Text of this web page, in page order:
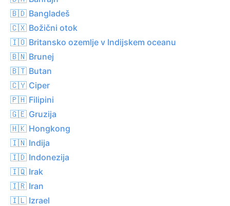
🇧🇩 Bangladeš
🇨🇽 Božični otok
🇮🇴 Britansko ozemlje v Indijskem oceanu
🇧🇳 Brunej
🇧🇹 Butan
🇨🇾 Ciper
🇵🇭 Filipini
🇬🇪 Gruzija
🇭🇰 Hongkong
🇮🇳 Indija
🇮🇩 Indonezija
🇮🇶 Irak
🇮🇷 Iran
🇮🇱 Izrael